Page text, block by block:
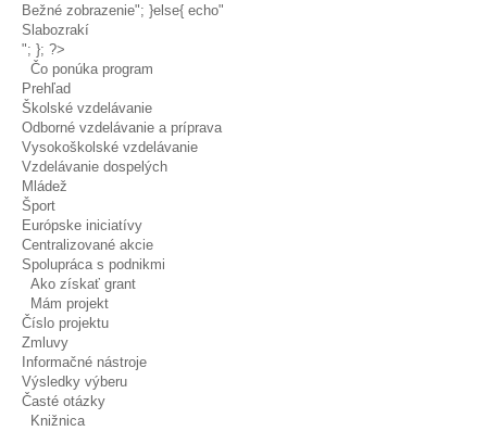
Bežné zobrazenie"; }else{ echo"
Slabozrakí
"; }; ?>
Čo ponúka program
Prehľad
Školské vzdelávanie
Odborné vzdelávanie a príprava
Vysokoškolské vzdelávanie
Vzdelávanie dospelých
Mládež
Šport
Európske iniciatívy
Centralizované akcie
Spolupráca s podnikmi
Ako získať grant
Mám projekt
Číslo projektu
Zmluvy
Informačné nástroje
Výsledky výberu
Časté otázky
Knižnica